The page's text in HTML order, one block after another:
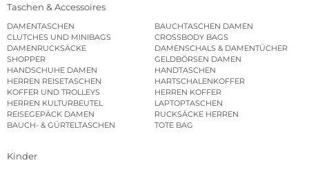
Taschen & Accessoires
DAMENTASCHEN
BAUCHTASCHEN DAMEN
CLUTCHES UND MINIBAGS
CROSSBODY BAGS
DAMENRUCKSÄCKE
DAMENSCHALS & DAMENTÜCHER
SHOPPER
GELDBÖRSEN DAMEN
HANDSCHUHE DAMEN
HANDTASCHEN
HERREN REISETASCHEN
HARTSCHALENKOFFER
KOFFER UND TROLLEYS
HERREN KOFFER
HERREN KULTURBEUTEL
LAPTOPTASCHEN
REISEGEPÄCK DAMEN
RUCKSÄCKE HERREN
BAUCH- & GÜRTELTASCHEN
TOTE BAG
Kinder